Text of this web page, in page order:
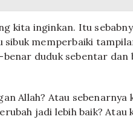
kita inginkan. Itu
sibuk memperbaiki
duduk sebentar dan
Allah? Atau sebenarnya
jadi lebih baik?